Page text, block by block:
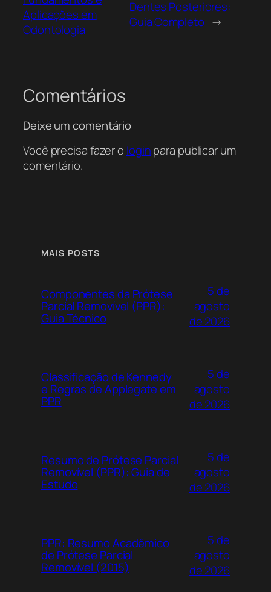
Aplicações em
Odontologia
Dentes Posteriores:
Guia Completo →
Comentários
Deixe um comentário
Você precisa fazer o loginpara publicar um
comentário.
MAIS POSTS
Componentes da Prótese
Parcial Removível (PPR):
Guia Técnico
5 de
agosto
de 2026
Classificação de Kennedy
e Regras de Applegate em
PPR
5 de
agosto
de 2026
Resumo de Prótese Parcial
Removível (PPR): Guia de
Estudo
5 de
agosto
de 2026
PPR: Resumo Acadêmico
de Prótese Parcial
Removível (2015)
5 de
agosto
de 2026